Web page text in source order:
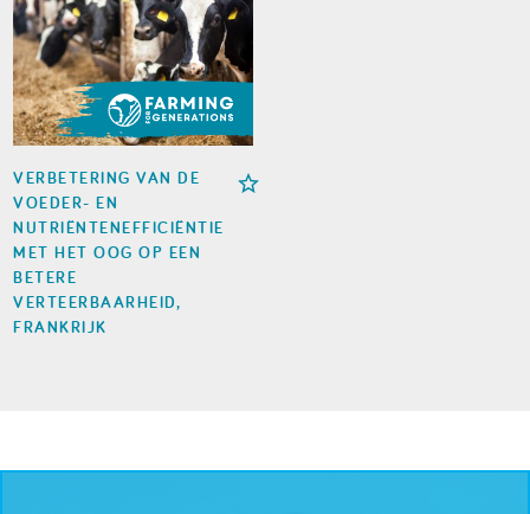
VERBETERING VAN DE
VOEDER- EN
NUTRIËNTENEFFICIËNTIE
MET HET OOG OP EEN
BETERE
VERTEERBAARHEID,
FRANKRIJK